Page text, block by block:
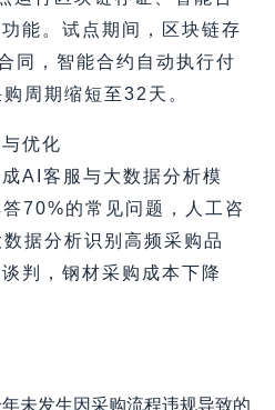
能。试点期间，区块链存
同，智能合约自动执行付
周期缩短至32天。
优化
AI客服与大数据分析模
70%的常见问题，人工咨
据分析识别高频采购品
判，钢材采购成本下降
未发生因采购流程违规导致的